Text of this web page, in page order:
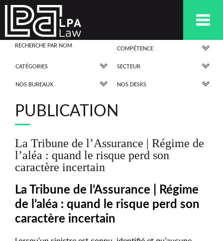
COMPÉTENCE
CATÉGORIES SECTEUR
NOS BUREAUX NOS DESKS
PUBLICATION
La Tribune de l’Assurance | Régime de
l’aléa : quand le risque perd son
caractère incertain
La Tribune de l’Assurance | Régime
de l’aléa : quand le risque perd son
caractère incertain